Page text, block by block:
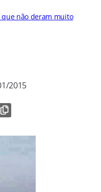
que não deram muito
2015